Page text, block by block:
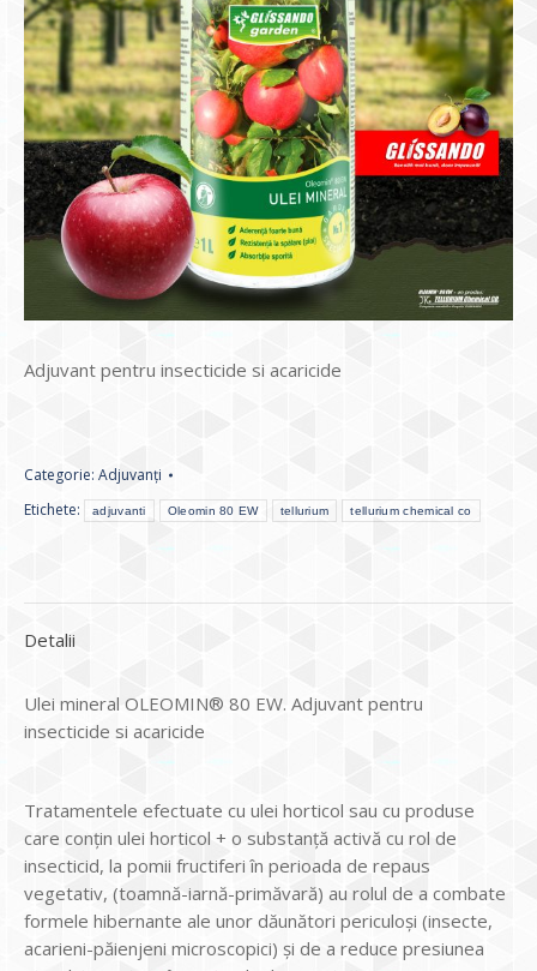
Adjuvant pentru insecticide si acaricide
Categorie: Adjuvanți
Etichete:
adjuvanti Oleomin 80 EW tellurium tellurium chemical co
Detalii
Ulei mineral OLEOMIN® 80 EW. Adjuvant pentru
insecticide si acaricide
Tratamentele efectuate cu ulei horticol sau cu produse
care conţin ulei horticol + o substanţă activă cu rol de
insecticid, la pomii fructiferi în perioada de repaus
vegetativ, (toamnă-iarnă-primăvară) au rolul de a combate
formele hibernante ale unor dăunători periculoși (insecte,
acarieni-păienjeni microscopici) și de a reduce presiunea